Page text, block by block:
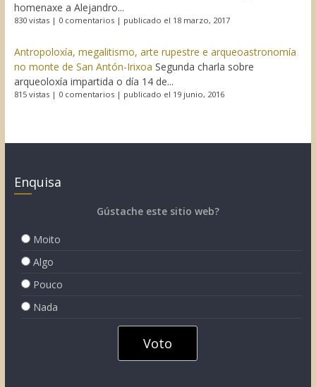
homenaxe a Alejandro...
830 vistas| 0 comentarios| publicado el 18 marzo, 2017
Antropoloxía, megalitismo, arte rupestre e arqueoastronomía
no monte de San Antón-Irixoa Segunda charla sobre
arqueoloxía impartida o día 14 de...
815 vistas| 0 comentarios| publicado el 19 junio, 2016
Enquisa
Gústache este sitio web?
Moito
Algo
Pouco
Nada